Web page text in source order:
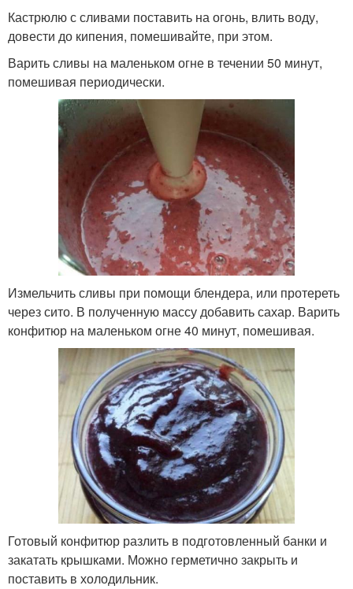
Кастрюлю с сливами поставить на огонь, влить воду,
довести до кипения, помешивайте, при этом.
Варить сливы на маленьком огне в течении 50 минут,
помешивая периодически.
Измельчить сливы при помощи блендера, или протереть
через сито. В полученную массу добавить сахар. Варить
конфитюр на маленьком огне 40 минут, помешивая.
Готовый конфитюр разлить в подготовленный банки и
закатать крышками. Можно герметично закрыть и
поставить в холодильник.